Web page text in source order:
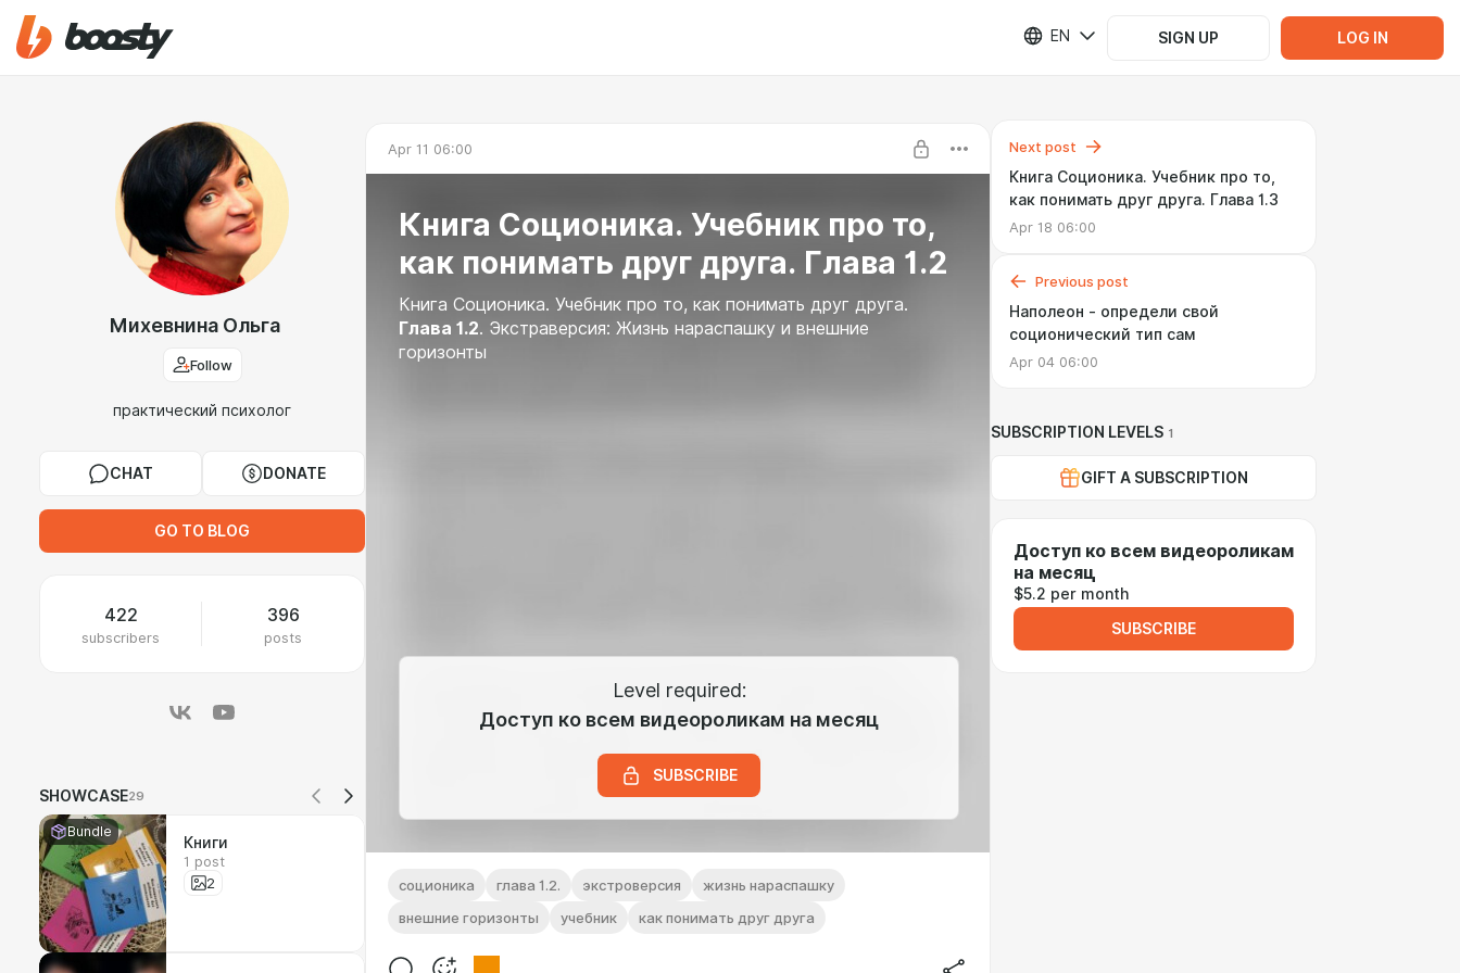
EN SIGN UP LOG IN
Михевнина Ольга
Follow
практический психолог
CHAT DONATE
GO TO BLOG
422
subscribers
396
posts
SHOWCASE29
Bundle
Книги
1 post
2
Apr 11 06:00
Книга Соционика. Учебник про то,
как понимать друг друга. Глава 1.2
Книга Соционика. Учебник про то, как понимать друг друга.
Глава 1.2. Экстраверсия: Жизнь нараспашку и внешние
горизонты
Level required:
Доступ ко всем видеороликам на месяц
SUBSCRIBE
соционика глава 1.2. экстроверсия
жизнь нараспашку
внешние горизонты
учебник как понимать друг друга
Next post
Книга Соционика. Учебник про то,
как понимать друг друга. Глава 1.3
Apr 18 06:00
Previous post
Наполеон - определи свой
соционический тип сам
Apr 04 06:00
SUBSCRIPTION LEVELS 1
GIFT A SUBSCRIPTION
Доступ ко всем видеороликам
на месяц
$5.2 per month
SUBSCRIBE